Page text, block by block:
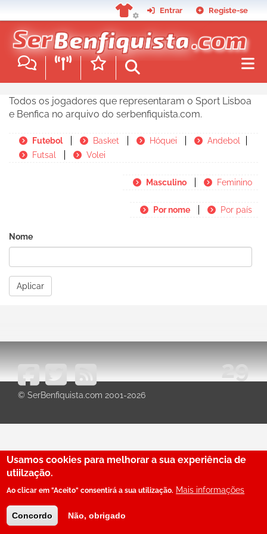
para
conteúdo
principal
Entrar Registe-se
Todos os jogadores que representaram o Sport Lisboa
e Benfica no arquivo do serbenfiquista.com.
Futebol Basket Hóquei
Andebol
Futsal
Volei
Masculino Feminino
Por nome Por país
Nome
Aplicar
© SerBenfiquista.com 2001-2026
29
Usamos cookies para melhorar a sua experiência de
utiilzação.
Ao clicar em "Aceito" consentirá a sua utilização. Mais informações
Concordo Não, obrigado